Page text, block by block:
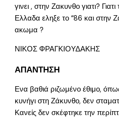
γινει , στην Ζακυνθο γιατι?
Ελλαδα εληξε το “86 και στην
ακωμα ?
ΝΙΚΟΣ ΦΡΑΓΚΙΟΥΔΑΚΗΣ
ΑΠΑΝΤΗΣΗ
Ενα βαθιά ριζωμένο έθιμο, όπως
κυνήγι στη Ζάκυνθο, δεν
Κανείς δεν σκέφτηκε την